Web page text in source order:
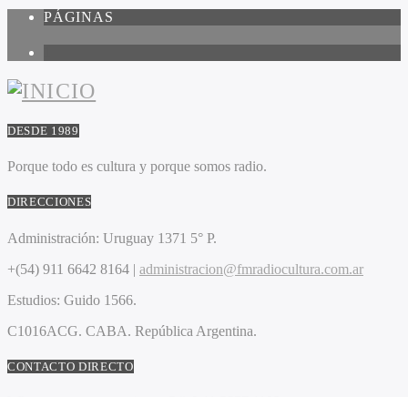
PÁGINAS
DESDE 1989
Porque todo es cultura y porque somos radio.
DIRECCIONES
Administración: Uruguay 1371 5° P.
+(54) 911 6642 8164 | administracion@fmradiocultura.com.ar
Estudios: Guido 1566.
C1016ACG. CABA. República Argentina.
CONTACTO DIRECTO